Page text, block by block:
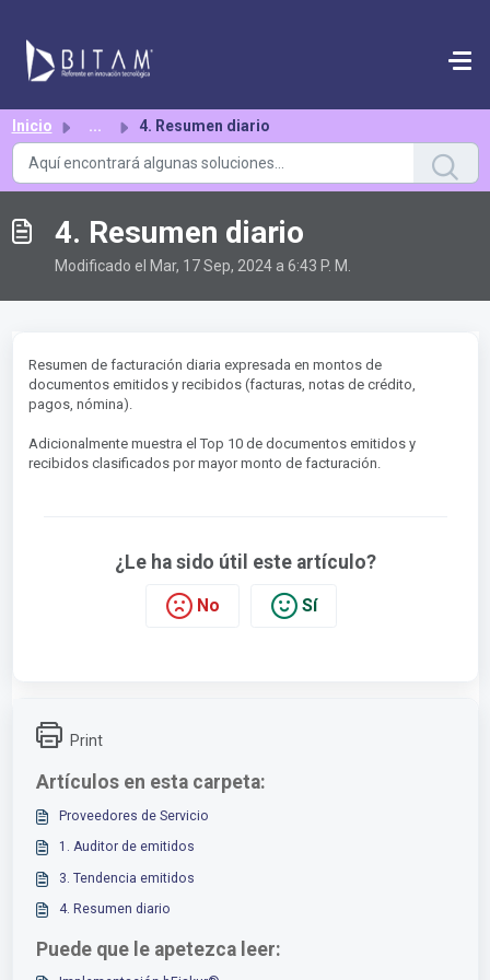
Inicio ... 4. Resumen diario
4. Resumen diario
Modificado el Mar, 17 Sep, 2024 a 6:43 P. M.
Resumen de facturación diaria expresada en montos de
documentos emitidos y recibidos (facturas, notas de crédito,
pagos, nómina).
Adicionalmente muestra el Top 10 de documentos emitidos y
recibidos clasificados por mayor monto de facturación.
¿Le ha sido útil este artículo?
No Sí
Print
Artículos en esta carpeta:
Proveedores de Servicio
1. Auditor de emitidos
3. Tendencia emitidos
4. Resumen diario
Puede que le apetezca leer: